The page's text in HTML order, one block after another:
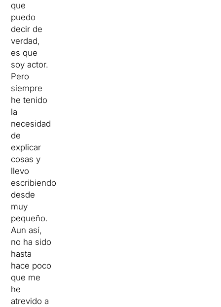
que
puedo
decir de
verdad,
es que
soy actor.
Pero
siempre
he tenido
la
necesidad
de
explicar
cosas y
llevo
escribiendo
desde
muy
pequeño.
Aun así,
no ha sido
hasta
hace poco
que me
he
atrevido a